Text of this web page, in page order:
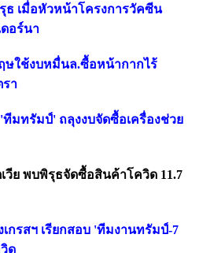
ธ เมื่อหัวหน้าโครงการวัคซีน
อร์นา
ษใช้งบหมื่นล.ซื้อหน้ากากไร้
า
มทรัมป์' ถลุงงบจัดซื้อเครื่องช่วย
วีย พบพิรุธจัดซื้อสินค้าโควิด 11.7
กรสฯ เรียกสอบ 'ทีมงานทรัมป์-7
ด